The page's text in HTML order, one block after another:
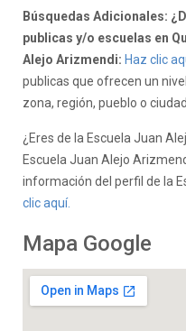
Búsquedas Adicionales:
publicas y/o escuelas en
Alejo Arizmendi: Haz clic
publicas que ofrecen un
zona, región, pueblo o
¿Eres de la Escuela Juan
Escuela Juan Alejo
información del perfil de la
clic aquí.
Mapa Google